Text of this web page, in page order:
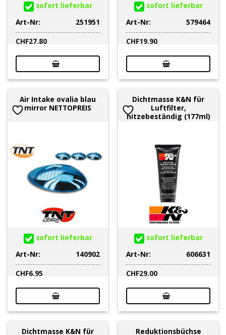
sofort lieferbar
Art-Nr:
251951
CHF27.80
sofort lieferbar
Art-Nr:
579464
CHF19.90
Air Intake ovalia blau
mirror NETTOPREIS
sofort lieferbar
Art-Nr:
140902
CHF6.95
Dichtmasse K&N für
Luftfilter,
hitzebeständig (177ml)
sofort lieferbar
Art-Nr:
606631
CHF29.00
Dichtmasse K&N für Reduktionsbüchse